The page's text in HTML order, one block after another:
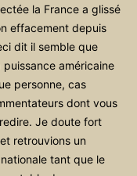
la France a glissé
effacement depuis
dit il semble que
américaine
personne, cas
dont vous
Je doute fort
retrouvions un
tant que le